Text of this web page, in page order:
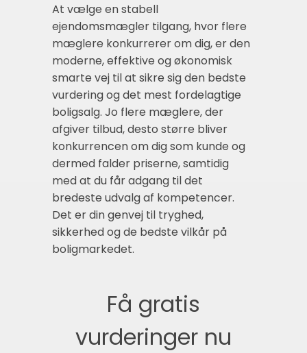
At vælge en stabell
ejendomsmægler tilgang, hvor flere
mæglere konkurrerer om dig, er den
moderne, effektive og økonomisk
smarte vej til at sikre sig den bedste
vurdering og det mest fordelagtige
boligsalg. Jo flere mæglere, der
afgiver tilbud, desto større bliver
konkurrencen om dig som kunde og
dermed falder priserne, samtidig
med at du får adgang til det
bredeste udvalg af kompetencer.
Det er din genvej til tryghed,
sikkerhed og de bedste vilkår på
boligmarkedet.
Få gratis
vurderinger nu